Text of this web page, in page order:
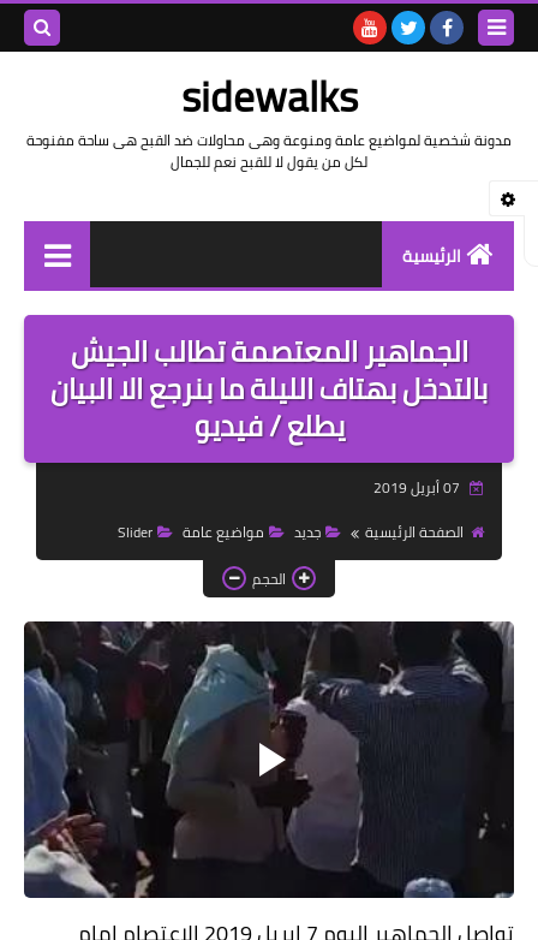
sidewalks
مدونة شخصية لمواضيع عامة ومنوعة وهى محاولات ضد القبح هى ساحة مفنوحة
لكل من يقول لا للقبح نعم للجمال
الرئيسية
توثيق وتاريخ
بيانات
تقارير
خواطر بالعامية
خواطر قصصية
صور
علوم وبحوث
فيديو
مواضيع عامة
الجماهير المعتصمة تطالب الجيش
بالتدخل بهتاف الليلة ما بنرجع الا البيان
يطلع / فيديو
الصفحة الرئيسية
جديد مواضيع عامة
Slider
الحجم